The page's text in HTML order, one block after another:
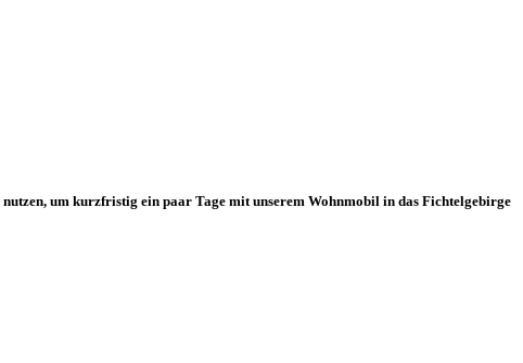
um kurzfristig ein paar Tage mit unserem Wohnmobil in das Fichtelgebirge